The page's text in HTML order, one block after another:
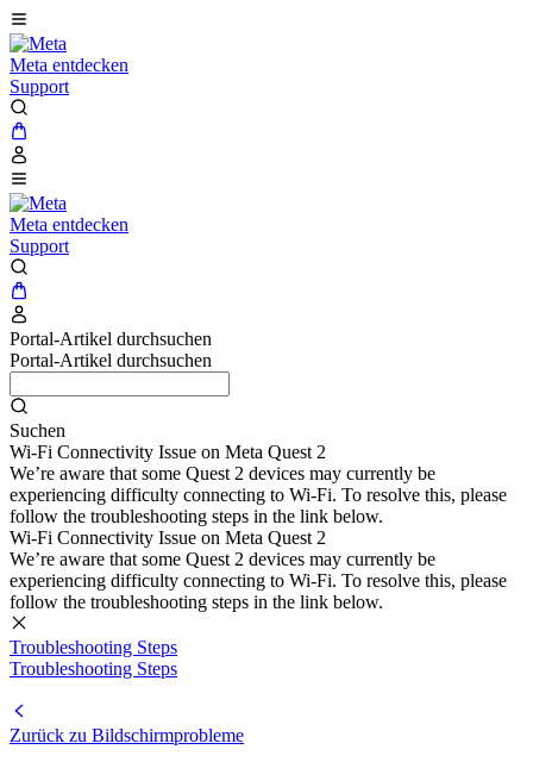
Meta entdecken
Support
Meta entdecken
Support
Portal-Artikel durchsuchen
Portal-Artikel durchsuchen
Suchen
Wi-Fi Connectivity Issue on Meta Quest 2
We’re aware that some Quest 2 devices may currently be
experiencing difficulty connecting to Wi-Fi. To resolve this, please
follow the troubleshooting steps in the link below.
Wi-Fi Connectivity Issue on Meta Quest 2
We’re aware that some Quest 2 devices may currently be
experiencing difficulty connecting to Wi-Fi. To resolve this, please
follow the troubleshooting steps in the link below.
Troubleshooting Steps
Troubleshooting Steps
Zurück zu Bildschirmprobleme